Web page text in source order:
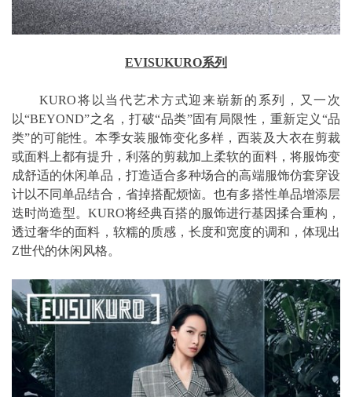
EVISUKURO系列
KURO将以当代艺术方式迎来崭新的系列，又一次
以“BEYOND”之名，打破“品类”固有局限性，重新定义“品
类”的可能性。本季女装服饰变化多样，西装及大衣在剪裁
或面料上都有提升，利落的剪裁加上柔软的面料，将服饰变
成舒适的休闲单品，打造适合多种场合的高端服饰仿套穿设
计以不同单品结合，省掉搭配烦恼。也有多搭性单品增添层
迭时尚造型。KURO将经典百搭的服饰进行基因揉合重构，
透过奢华的面料，软糯的质感，长度和宽度的调和，体现出
Z世代的休闲风格。